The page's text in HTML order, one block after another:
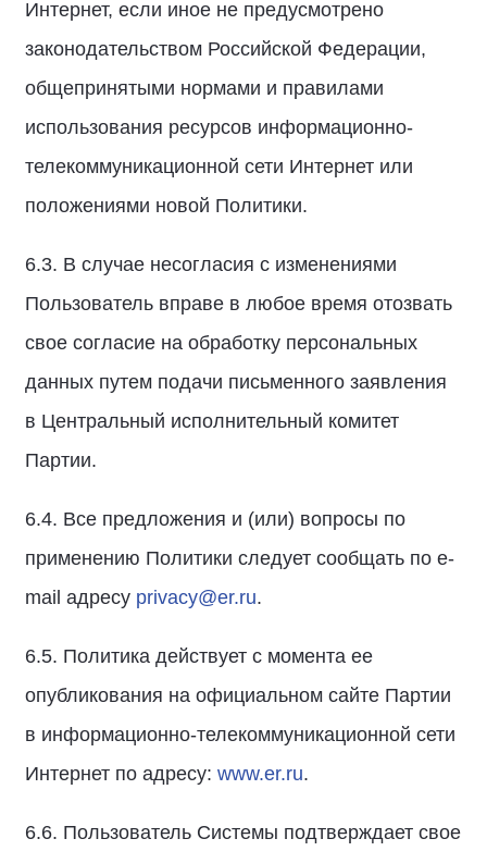
Интернет, если иное не предусмотрено
законодательством Российской Федерации,
общепринятыми нормами и правилами
использования ресурсов информационно-
телекоммуникационной сети Интернет или
положениями новой Политики.
6.3. В случае несогласия с изменениями
Пользователь вправе в любое время отозвать
свое согласие на обработку персональных
данных путем подачи письменного заявления
в Центральный исполнительный комитет
Партии.
6.4. Все предложения и (или) вопросы по
применению Политики следует сообщать по e-
mail адресу privacy@er.ru.
6.5. Политика действует с момента ее
опубликования на официальном сайте Партии
в информационно-телекоммуникационной сети
Интернет по адресу: www.er.ru.
6.6. Пользователь Системы подтверждает свое